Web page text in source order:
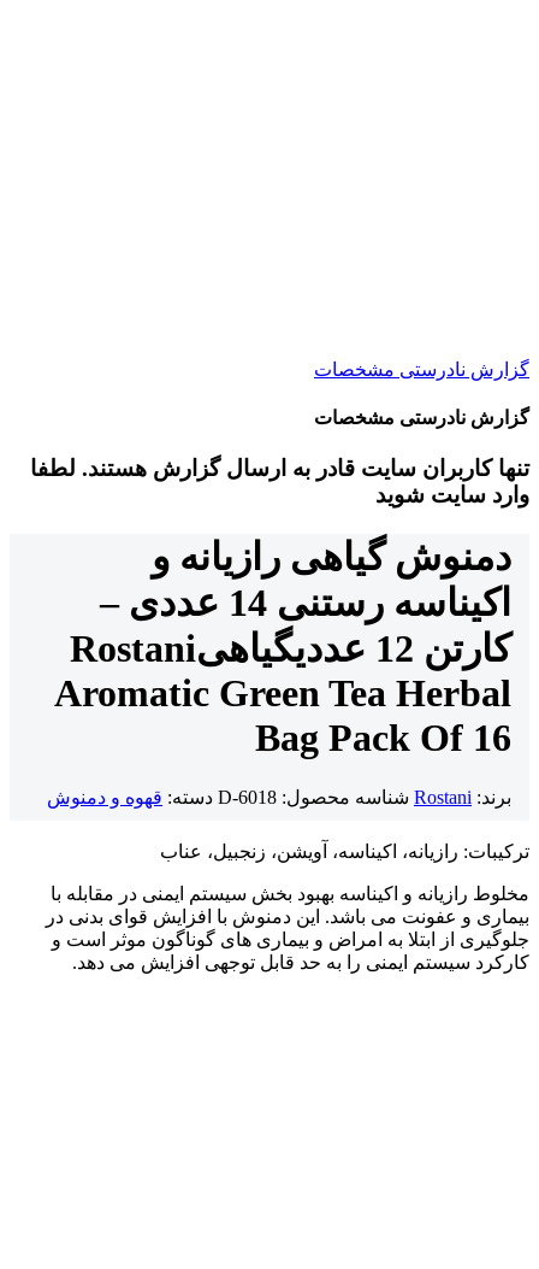
گزارش نادرستی مشخصات
گزارش نادرستی مشخصات
تنها کاربران سایت قادر به ارسال گزارش هستند. لطفا
وارد سایت شوید
دمنوش گیاهی رازیانه و
اکیناسه رستنی 14 عددی –
کارتن 12 عددی
گیاهیRostani
Aromatic Green Tea Herbal
Bag Pack Of 16
برند: Rostani شناسه محصول: D-6018 دسته: قهوه و دمنوش
ترکیبات: رازیانه، اکیناسه، آویشن، زنجبیل، عناب
مخلوط رازیانه و اکیناسه بهبود بخش سیستم ایمنی در مقابله با
بیماری و عفونت می باشد. این دمنوش با افزایش قوای بدنی در
جلوگیری از ابتلا به امراض و بیماری های گوناگون موثر است و
کارکرد سیستم ایمنی را به حد قابل توجهی افزایش می دهد.